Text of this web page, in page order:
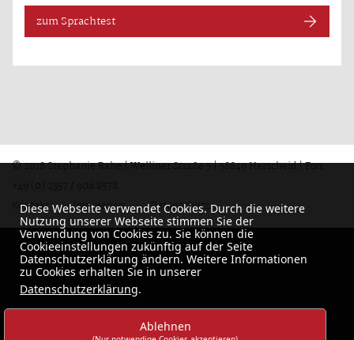
zum Sprachtest
© 2018 Stephanie Rahe | Welliner Straße 5 | 58849 Herscheid | Fon:
Kontakt
Impressum Datenschutz
Diese Webseite verwendet Cookies. Durch die weitere
Nutzung unserer Webseite stimmen Sie der
Verwendung von Cookies zu. Sie können die
Cookieeinstellungen zukünftig auf der Seite
Datenschutzerklärung ändern. Weitere Informationen
zu Cookies erhalten Sie in unserer
Datenschutzerklärung.
Ablehnen